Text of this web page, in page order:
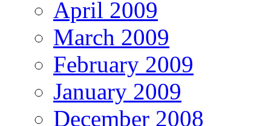
April 2009
March 2009
February 2009
January 2009
December 2008